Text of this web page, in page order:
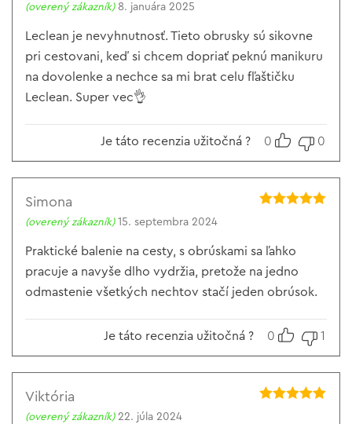
(overený zákazník) 8. januára 2025
Leclean je nevyhnutnosť. Tieto obrusky sú sikovne
pri cestovani, keď si chcem dopriať peknú manikuru
na dovolenke a nechce sa mi brat celu fľaštičku
Leclean. Super vec👌
Je táto recenzia užitočná ? 0 0
Simona
(overený zákazník) 15. septembra 2024
Praktické balenie na cesty, s obrúskami sa ľahko
pracuje a navyše dlho vydržia, pretože na jedno
odmastenie všetkých nechtov stačí jeden obrúsok.
Je táto recenzia užitočná ? 0 1
Viktória
(overený zákazník) 22. júla 2024